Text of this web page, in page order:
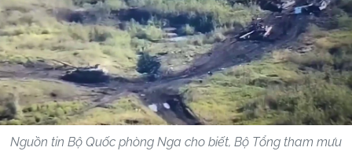
Nguồn tin Bộ Quốc phòng Nga cho biết, Bộ Tổng tham mưu